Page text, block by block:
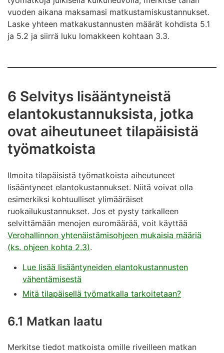
vuoden aikana maksamasi matkustamiskustannukset.
Laske yhteen matkakustannusten määrät kohdista 5.1
ja 5.2 ja siirrä luku lomakkeen kohtaan 3.3.
6 Selvitys lisääntyneistä
elantokustannuksista, jotka
ovat aiheutuneet tilapäisistä
työmatkoista
Ilmoita tilapäisistä työmatkoista aiheutuneet
lisääntyneet elantokustannukset. Niitä voivat olla
esimerkiksi kohtuulliset ylimääräiset
ruokailukustannukset. Jos et pysty tarkalleen
selvittämään menojen euromäärää, voit käyttää
Verohallinnon yhtenäistämisohjeen mukaisia määriä
(ks. ohjeen kohta 2.3).
Lue lisää lisääntyneiden elantokustannusten
vähentämisestä
Mitä tilapäisellä työmatkalla tarkoitetaan?
6.1 Matkan laatu
Merkitse tiedot matkoista omille riveilleen matkan